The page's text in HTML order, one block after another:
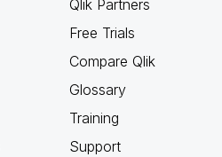
Qlik Partners
Free Trials
Compare Qlik
Glossary
Training
Support